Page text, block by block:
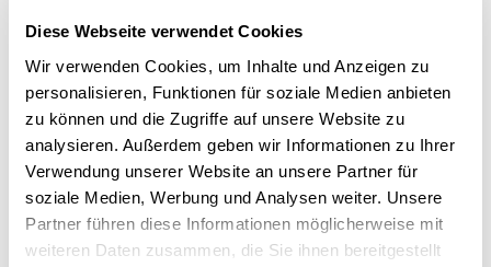
Diese Webseite verwendet Cookies
Wir verwenden Cookies, um Inhalte und Anzeigen zu
personalisieren, Funktionen für soziale Medien anbieten
zu können und die Zugriffe auf unsere Website zu
analysieren. Außerdem geben wir Informationen zu Ihrer
Verwendung unserer Website an unsere Partner für
soziale Medien, Werbung und Analysen weiter. Unsere
Partner führen diese Informationen möglicherweise mit
weiteren Daten zusammen, die Sie ihnen bereitgestellt
The Irish Times: Gastbeitrag von Peter
G. Kirchschläger «Sollten private
Unternehmen darüber entscheiden, ob
ihre KI-Technologien im Krieg
eingesetzt werden dürfen?»